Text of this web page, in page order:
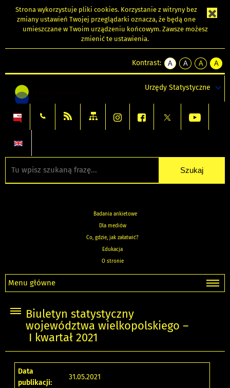
Strona wykorzystuje pliki cookies. Korzystanie z witryny bez
zmiany ustawień Twojej przeglądarki oznacza, że będą one
umieszczane w Twoim urządzeniu końcowym. Zawsze możesz
zmienić te ustawienia.
Kontrast:
A
kontrast
A
kontrast
tekst
czarnym
A
kontrast
tekst
czarnym
A
tekst
żółtym
Urzędy Statystyczne
Badania ankietowe
Dla mediów
Co, gdzie, jak załatwić?
Edukacja
O stronie
Menu główne
Biuletyn statystyczny
województwa wielkopolskiego –
I kwartał 2021
Data
publikacji:
31.05.2021